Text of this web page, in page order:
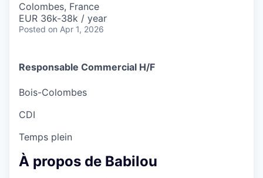
Colombes, France
EUR 36k-38k / year
Posted on Apr 1, 2026
Responsable Commercial H/F
Bois-Colombes
CDI
Temps plein
À propos de Babilou